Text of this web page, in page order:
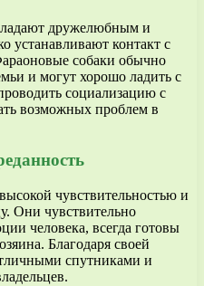
дружелюбным и
устанавливают контакт с
собаки обычно
и могут хорошо ладить с
социализацию с
возможных проблем в
чувствительностью и
Они чувствительно
человека, всегда готовы
Благодаря своей
спутниками и